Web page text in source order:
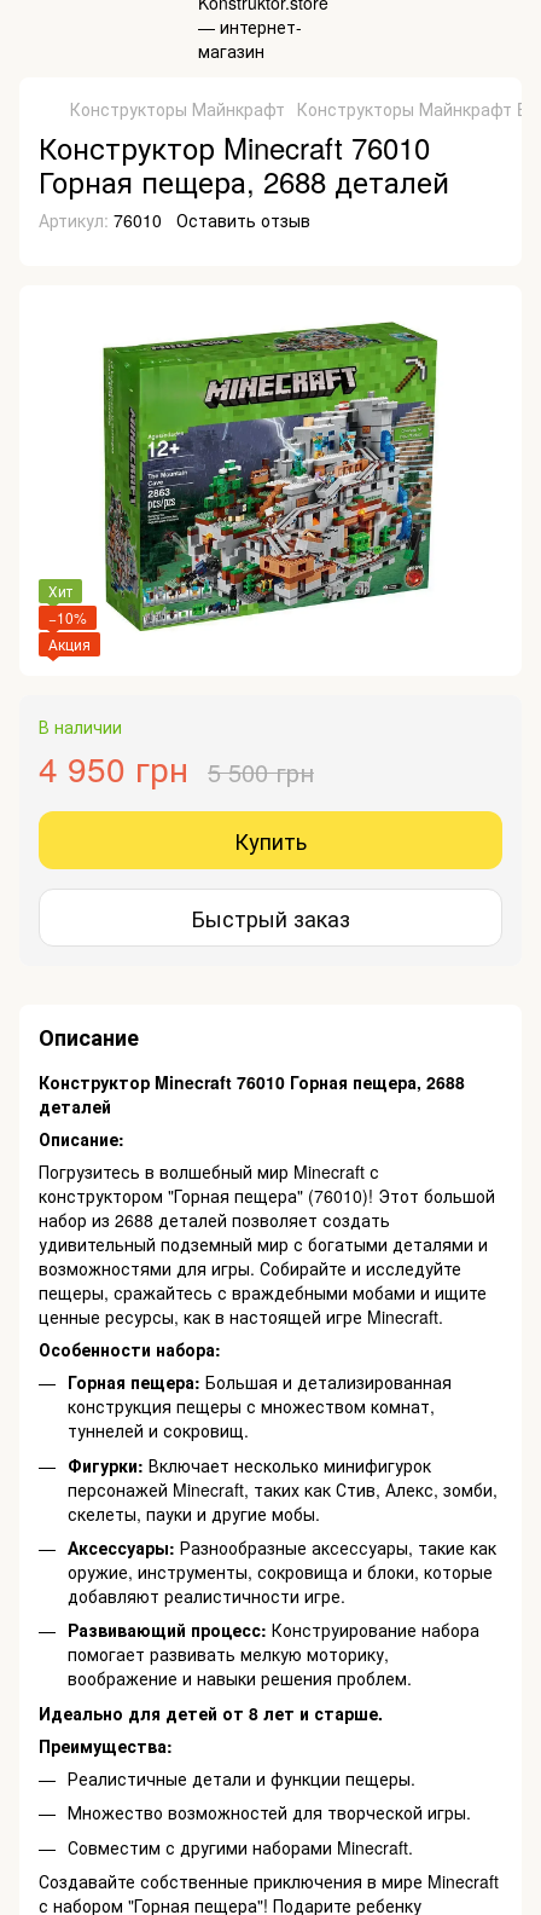
Конструкторы Майнкрафт Конструкторы Майнкрафт
Конструктор Minecraft 76010
Горная пещера, 2688 деталей
Артикул: 76010 Оставить отзыв
Хит
−10%
Акция
В наличии
4 950 грн 5 500 грн
Купить
Быстрый заказ
Описание
Конструктор Minecraft 76010 Горная пещера, 2688
деталей
Описание:
Погрузитесь в волшебный мир Minecraft с
конструктором "Горная пещера" (76010)! Этот большой
набор из 2688 деталей позволяет создать
удивительный подземный мир с богатыми деталями и
возможностями для игры. Собирайте и исследуйте
пещеры, сражайтесь с враждебными мобами и ищите
ценные ресурсы, как в настоящей игре Minecraft.
Особенности набора:
Горная пещера: Большая и детализированная
конструкция пещеры с множеством комнат,
туннелей и сокровищ.
Фигурки: Включает несколько минифигурок
персонажей Minecraft, таких как Стив, Алекс, зомби,
скелеты, пауки и другие мобы.
Аксессуары: Разнообразные аксессуары, такие как
оружие, инструменты, сокровища и блоки, которые
добавляют реалистичности игре.
Развивающий процесс: Конструирование набора
помогает развивать мелкую моторику,
воображение и навыки решения проблем.
Идеально для детей от 8 лет и старше.
Преимущества:
Реалистичные детали и функции пещеры.
Множество возможностей для творческой игры.
Совместим с другими наборами Minecraft.
Создавайте собственные приключения в мире Minecraft
с набором "Горная пещера"! Подарите ребенку